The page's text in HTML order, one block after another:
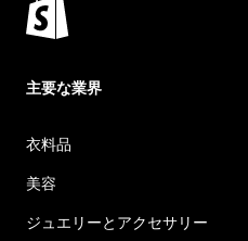
主要な業界
衣料品
美容
ジュエリーとアクセサリー